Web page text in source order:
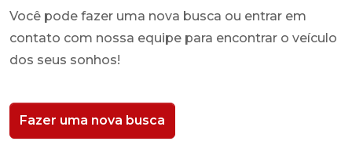
Você pode fazer uma nova busca ou entrar em
contato com nossa equipe para encontrar o veículo
dos seus sonhos!
Fazer uma nova busca